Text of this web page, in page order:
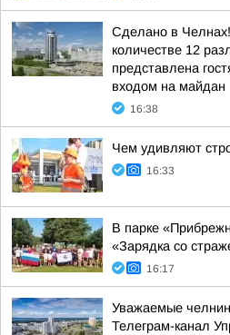
Сделано в
количестве 12
представлена
входом на майдан
16:38
Чем удивляют
16:33
В парке
«Зарядка со
16:17
Уважаемые
Телеграм-канал